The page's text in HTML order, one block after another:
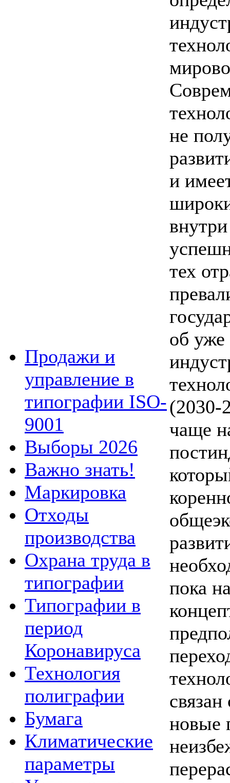
Продажи и
управление в
типографии ISO-
9001
Выборы 2026
Важно знать!
Маркировка
Отходы
производства
Охрана труда в
типографии
Типографии в
период
Коронавируса
Технология
полиграфии
Бумага
Климатические
параметры
не
и
тех
об
(2030-
чаще
пока
новые